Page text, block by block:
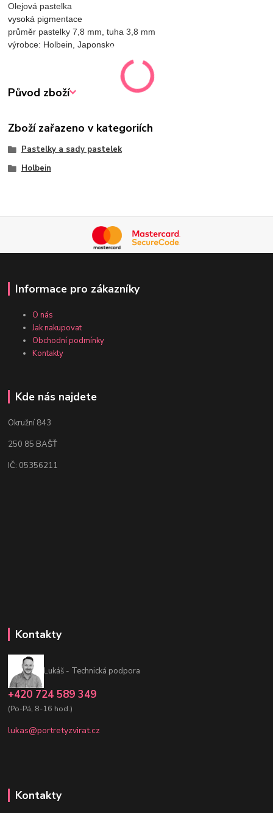
Olejová pastelka
vysoká pigmentace
průměr pastelky 7,8 mm, tuha 3,8 mm
výrobce: Holbein, Japonsko
Původ zboží
Zboží zařazeno v kategoriích
Pastelky a sady pastelek
Holbein
Informace pro zákazníky
O nás
Jak nakupovat
Obchodní podmínky
Kontakty
Kde nás najdete
Okružní 843
250 85 BAŠŤ
IČ: 05356211
Kontakty
Lukáš - Technická podpora
+420 724 589 349
(Po-Pá, 8-16 hod.)
lukas@portretyzvirat.cz
Kontakty